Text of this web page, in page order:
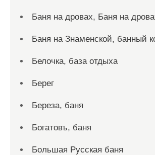
Баня на дровах, Баня на
Баня на Знаменской, банный
Белочка, база отдыха
Берег
Береза, баня
Богатовъ, баня
Большая Русская баня